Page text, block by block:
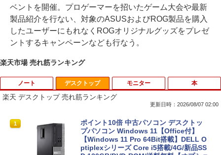
ベントを開催。プロゲーマーを招いたゲーム大会や最新
製品紹介を行ない、対象のASUSおよびROG製品を購入
したユーザーにもれなくROGオリジナルグッズをプレゼ
ントするキャンペーンなども行なう。
楽天市場 売れ筋ランキング
ノート
1
【期間限定★新品無線マウス付】中古ノ
ートパソコン Windows11 Office2019搭
載 15.6型 テンキー付き Celeron 第8世代
Core i3 Core i5 メモリ4GB/16GB SSD1
デスクトップ
楽天 デスクトップ 売れ筋ランキング
更新日時：2026/08/07 02:00
1
ポイント10倍 中古パソコン デスクトッ
プパソコン Windows 11【Office付】
【Windows 11 Pro 64Bit搭載】DELL O
ptiplexシリーズ Core i5搭載/4G/新品SS
モニター 本